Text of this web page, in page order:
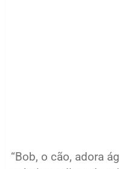
“Bob, o cão, adora